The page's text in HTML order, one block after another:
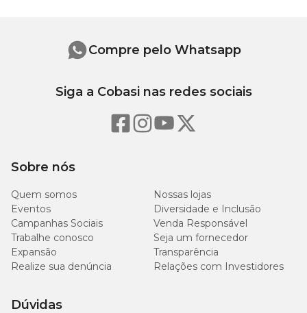
Proteína Bruta 95 g/kg
Extrato Etéreo
mg/kg
0,70 %
3.500
Matéria Mineral
6.000
mg/kg
0,60%
Cálcio
100
0,01 %
Sobre nós
Quem somos
Nossas lojas
Eventos
Diversidade e Inclusão
Campanhas Sociais
Venda Responsável
Trabalhe conosco
Seja um fornecedor
Expansão
Transparência
Realize sua denúncia
Relações com Investidores
Dúvidas
Compre pelo Whatsapp
Siga a Cobasi nas redes sociais